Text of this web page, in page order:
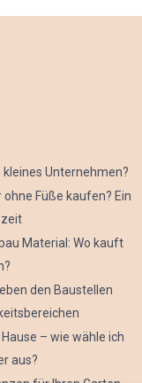
Unternehmen?
Füße kaufen? Ein
Material: Wo kauft
den Baustellen
– wie wähle ich
aus?